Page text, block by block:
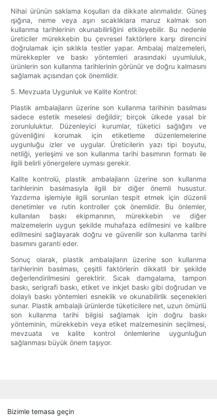
Nihai ürünün saklama koşulları da dikkate alınmalıdır. Güneş
ışığına, neme veya aşırı sıcaklıklara maruz kalmak son
kullanma tarihlerinin okunabilirliğini etkileyebilir. Bu nedenle
üreticiler mürekkebin bu çevresel faktörlere karşı direncini
doğrulamak için sıklıkla testler yapar. Ambalaj malzemeleri,
mürekkepler ve baskı yöntemleri arasındaki uyumluluk,
ürünlerin son kullanma tarihlerinin görünür ve doğru kalmasını
sağlamak açısından çok önemlidir.
5. Mevzuata Uygunluk ve Kalite Kontrol:
Plastik ambalajların üzerine son kullanma tarihinin basılması
sadece estetik meselesi değildir; birçok ülkede yasal bir
zorunluluktur. Düzenleyici kurumlar, tüketici sağlığını ve
güvenliğini korumak için etiketleme düzenlemelerine
uygunluğu izler ve uygular. Üreticilerin yazı tipi boyutu,
netliği, yerleşimi ve son kullanma tarihi basımının formatı ile
ilgili belirli yönergelere uyması gerekir.
Kalite kontrolü, plastik ambalajların üzerine son kullanma
tarihlerinin basılmasıyla ilgili bir diğer önemli husustur.
Yazdırma işlemiyle ilgili sorunları tespit etmek için düzenli
denetimler ve rutin kontroller çok önemlidir. Bu önlemler,
kullanılan baskı ekipmanının, mürekkebin ve diğer
malzemelerin uygun şekilde muhafaza edilmesini ve kalibre
edilmesini sağlayarak doğru ve güvenilir son kullanma tarihi
basımını garanti eder.
Sonuç olarak, plastik ambalajların üzerine son kullanma
tarihlerinin basılması, çeşitli faktörlerin dikkatli bir şekilde
değerlendirilmesini gerektirir. Sıcak damgalama, tampon
baskı, serigrafi baskı, etiket ve inkjet baskı gibi doğrudan ve
dolaylı baskı yöntemleri esneklik ve okunabilirlik seçenekleri
sunar. Plastik ambalajlı ürünlerde tüketicilere net, uzun ömürlü
son kullanma tarihi bilgisi sağlamak için doğru baskı
yönteminin, mürekkebin veya etiket malzemesinin seçilmesi,
mevzuata ve kalite kontrol önlemlerine uygunluğun
sağlanması büyük önem taşıyor.
Bizimle temasa geçin